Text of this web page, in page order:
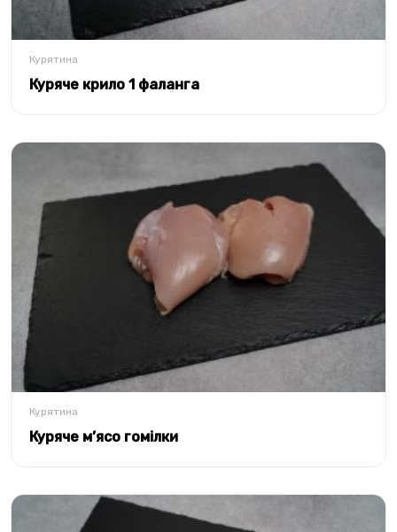
Курятина
Куряче крило 1 фаланга
Курятина
Куряче м’ясо гомілки